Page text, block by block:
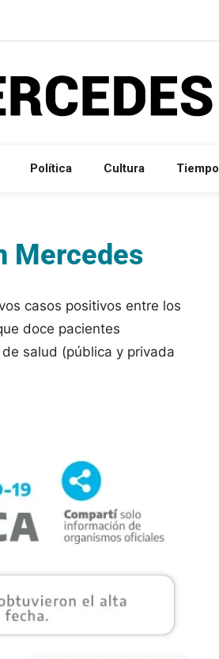
Política Cultura Tiempo
Mercedes
casos positivos entre los
doce pacientes
salud (pública y privada